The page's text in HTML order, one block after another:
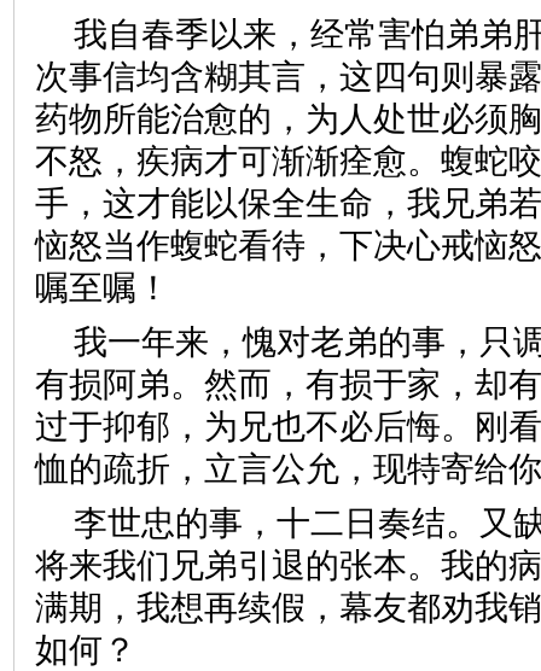
我自春季以来，经常害怕弟弟
次事信均含糊其言，这四句则暴
药物所能治愈的，为人处世必须
不怒，疾病才可渐渐痊愈。蝮蛇
手，这才能以保全生命，我兄弟
恼怒当作蝮蛇看待，下决心戒恼
嘱至嘱！
我一年来，愧对老弟的事，只
有损阿弟。然而，有损于家，却
过于抑郁，为兄也不必后悔。刚
恤的疏折，立言公允，现特寄给
李世忠的事，十二日奏结。又
将来我们兄弟引退的张本。我的
满期，我想再续假，幕友都劝我
如何？